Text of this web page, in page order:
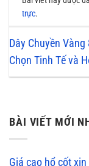
trực.
Dây Chuyền Vàng
Chọn Tinh Tế và
BÀI VIẾT MỚI
Giá cao hổ cốt